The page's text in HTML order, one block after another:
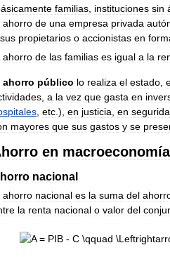
familias instituciones sin
ahorro de una empresa privada
sus propietarios o accionistas en
ahorro de las familias es igual a la
ahorro público lo realiza el estado
a la vez que gasta en
etc .), en justicia en
mayores que sus gastos y se
en macroeconomía
nacional
ahorro nacional es la suma del
la renta nacional o valor del